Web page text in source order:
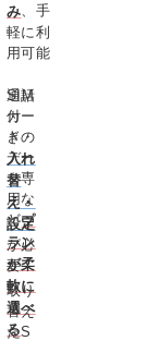
み、手
軽に利
用可能
通話
付
き・
デー
タ専
用な
どプ
ラン
が柔
軟に
選べ
る
SIM
カー
ドの
入れ
替
え・
設定
が必
要
取り
替え
たS